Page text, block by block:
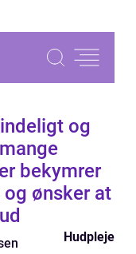
og
bekymrer
ønsker at
Hudpleje